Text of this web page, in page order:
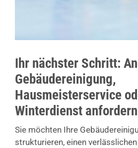
Ihr nächster Schritt:
Gebäudereinigung,
Hausmeisterservice
Winterdienst anfordern
Sie möchten Ihre
strukturieren, einen verlässlichen